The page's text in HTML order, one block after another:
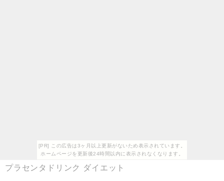
[PR] この広告は3ヶ月以上更新がないため表示されています。
ホームページを更新後24時間以内に表示されなくなります。
プラセンタドリンク ダイエット